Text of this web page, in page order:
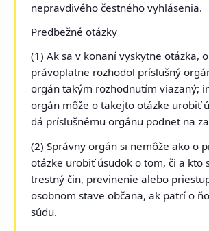
nepravdivého čestného vyhlásenia.
Predbežné otázky
(1) Ak sa v konaní vyskytne otázka,
právoplatne rozhodol príslušný
orgán takým rozhodnutím viazaný;
orgán môže o takejto otázke urobiť
dá príslušnému orgánu podnet na
(2) Správny orgán si nemôže ako o
otázke urobiť úsudok o tom, či a kto
trestný čin, previnenie alebo
osobnom stave občana, ak patrí o
súdu.